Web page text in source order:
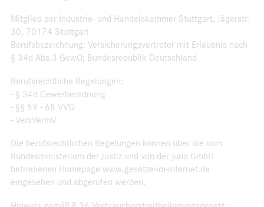
Mitglied der Industrie- und Handelskammer Stuttgart, Jägerstr.
30, 70174 Stuttgart
Berufsbezeichnung: Versicherungsvertreter mit Erlaubnis nach
§ 34d Abs.3 GewO; Bundesrepublik Deutschland
Berufsrechtliche Regelungen:
- § 34d Gewerbeordnung
- §§ 59 - 68 VVG
- VersVermV
Die berufsrechtlichen Regelungen können über die vom
Bundesministerium der Justiz und von der juris GmbH
betriebenen Homepage www.gesetze-im-internet.de
eingesehen und abgerufen werden.